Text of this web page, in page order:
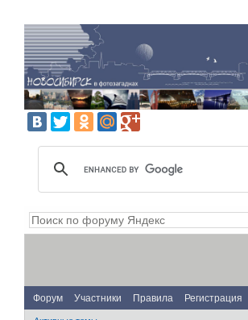
Форум Участники Правила Регистрация